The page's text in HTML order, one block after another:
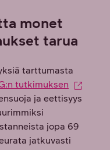
monet
tarua
tarttumasta
tutkimuksen
ja eettisyys
jopa 69
jatkuvasti